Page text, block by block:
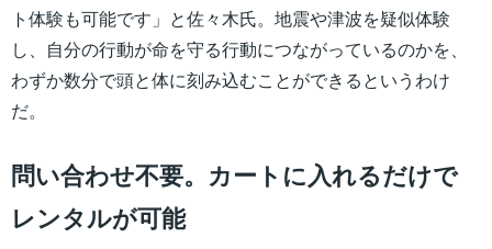
ト体験も可能です​」と佐々木氏。地震や津波を疑似体験
し、自分の行動が命を守る行動につながっているのかを、
わずか数分で頭と体に刻み込むことができるというわけ
だ。
問い合わせ不要。カートに入れるだけで
レンタルが可能